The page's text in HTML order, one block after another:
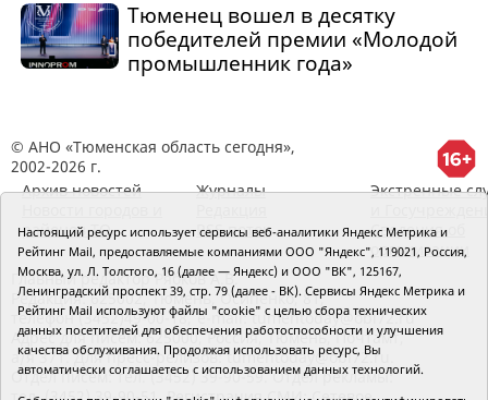
Тюменец вошел в десятку
победителей премии «Молодой
промышленник года»
© АНО «Тюменская область сегодня»,
2002-2026 г.
Архив новостей
районов ТО
Журналы
RSS поток
Экстренные
Сведения об
организации
Главный редактор Рябков А.В.
Редакция: 625002, Тюмень, Осипенко, 81,
телефон (3452)49-00-18, e-mail: tumentoday@obl72.ru
Адрес для писем: 625000, Россия, Тюмень, Почтамт,
а/я 371. Для пресс-релизов: tumentoday@obl72.ru.
Отдел писем: тел. (3452) 39-90-59. Отдел рекламы:
Настоящий ресурс использует сервисы веб-аналитики Яндекс Метрика и
Рейтинг Mail, предоставляемые компаниями ООО "Яндекс", 119021, Россия,
Москва, ул. Л. Толстого, 16 (далее — Яндекс) и ООО "ВК", 125167,
Ленинградский проспект 39, стр. 79 (далее - ВК). Сервисы Яндекс Метрика и
Рейтинг Mail используют файлы "cookie" с целью сбора технических
данных посетителей для обеспечения работоспособности и улучшения
качества обслуживания. Продолжая использовать ресурс, Вы
автоматически соглашаетесь с использованием данных технологий.